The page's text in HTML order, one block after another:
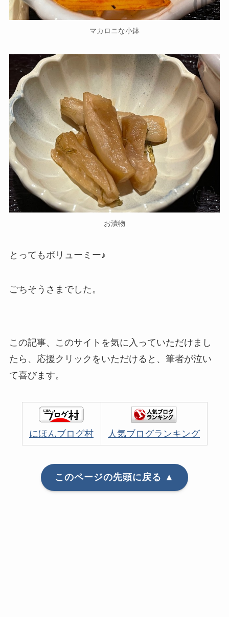
マカロニな小鉢
お漬物
とってもボリューミー♪
ごちそうさまでした。
この記事、このサイトを気に入っていただけまし
たら、応援クリックをいただけると、筆者が泣い
て喜びます。
にほんブログ村 人気ブログランキング
このページの先頭に戻る ▲